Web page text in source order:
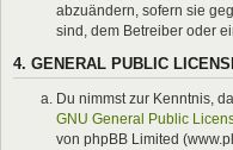
abzuändern, sofern sie
sind, dem Betreiber oder
4. GENERAL PUBLIC
Du nimmst zur Kenntnis,
GNU General Public
von phpBB Limited